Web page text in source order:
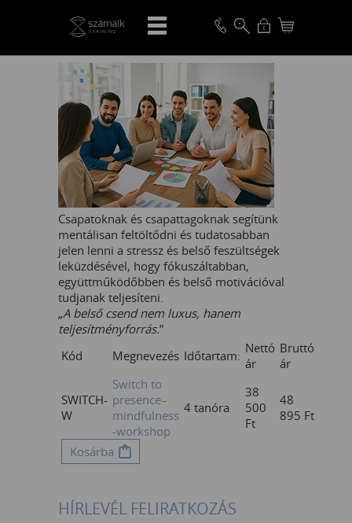
VISSZA
Csapatoknak és csapattagoknak segítünk
mentálisan feltöltődni és tudatosabban
jelen lenni a stressz és belső feszültségek
leküzdésével, hogy fókuszáltabban,
együttműködőbben és belső motivációval
tudjanak teljesíteni.
„A belső csend nem luxus, hanem
teljesítményforrás.”
Kód
Megnevezés Időtartam: Nettó
ár
Bruttó
ár
SWITCH-
W
Switch to
presence–
mindfulness
-workshop
4 tanóra
38
500
Ft
48
895 Ft
Kosárba
HÍRLEVÉL FELIRATKOZÁS